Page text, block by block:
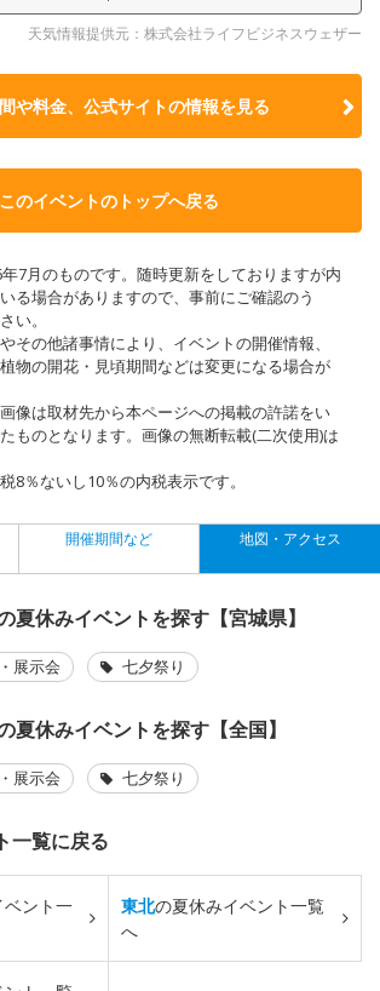
天気情報提供元：株式会社ライフビジネスウェザー
や料金、公式サイトの情報を見る
このイベントのトップへ戻る
7月のものです。随時更新をしておりますが内
る場合がありますので、事前にご確認のう
い。
その他諸事情により、イベントの開催情報、
物の開花・見頃期間などは変更になる場合が
像は取材先から本ページへの掲載の許諾をい
ものとなります。画像の無断転載(二次使用)は
8％ないし10％の内税表示です。
開催期間など 地図・アクセス
夏休みイベントを探す【宮城県】
展示会 七夕祭り
夏休みイベントを探す【全国】
展示会 七夕祭り
一覧に戻る
ント一
東北の夏休みイベント一覧
へ